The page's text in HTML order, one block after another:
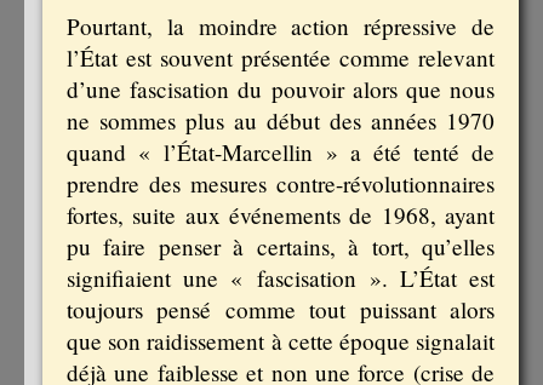
Pourtant, la moindre action répressive de
l’État est souvent présentée comme relevant
d’une fascisation du pouvoir alors que nous
ne sommes plus au début des années 1970
quand « l’État-Marcellin » a été tenté de
prendre des mesures contre-révolutionnaires
fortes, suite aux événements de 1968, ayant
pu faire penser à certains, à tort, qu’elles
signifiaient une « fascisation ». L’État est
toujours pensé comme tout puissant alors
que son raidissement à cette époque signalait
déjà une faiblesse et non une force (crise de